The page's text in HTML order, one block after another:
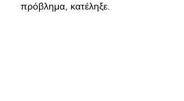
πρόβλημα, κατέληξε.